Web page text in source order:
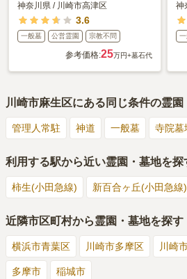
神奈川県 / 川崎市高津区
3.6
一般墓 公営霊園 宗教不問
参考価格:25万円+墓石代
神
川崎市麻生区にある同じ条件の霊
管理人常駐 神道 一般墓 寺院墓
利用する駅から近い霊園・墓地を探
柿生(小田急線) 新百合ヶ丘(小田急線)
近隣市区町村から霊園・墓地を探す
横浜市青葉区 川崎市多摩区 川崎
多摩市 稲城市